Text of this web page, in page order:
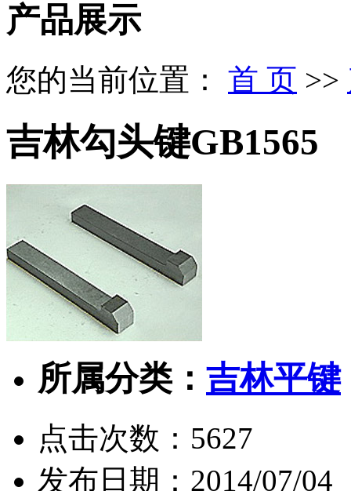
产品展示
您的当前位置： 首 页 >>
吉林勾头键GB1565
所属分类： 吉林平键
点击次数： 5627
发布日期： 2014/07/04